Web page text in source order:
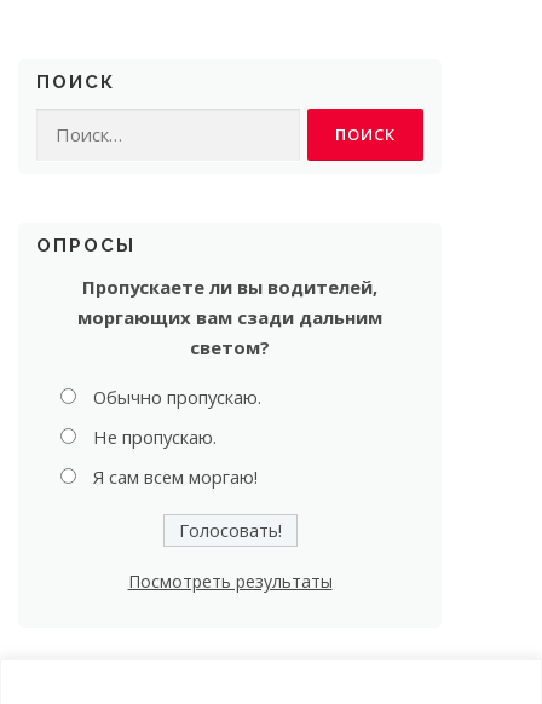
ПОИСК
ОПРОСЫ
Пропускаете ли вы водителей,
моргающих вам сзади дальним
светом?
Обычно пропускаю.
Не пропускаю.
Я сам всем моргаю!
Посмотреть результаты